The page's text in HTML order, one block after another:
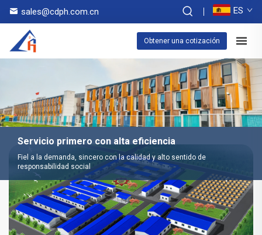
sales@cdph.com.cn ES
Obtener una cotización
Servicio primero con alta eficiencia
Fiel a la demanda, sincero con la calidad y alto sentido de
responsabilidad social